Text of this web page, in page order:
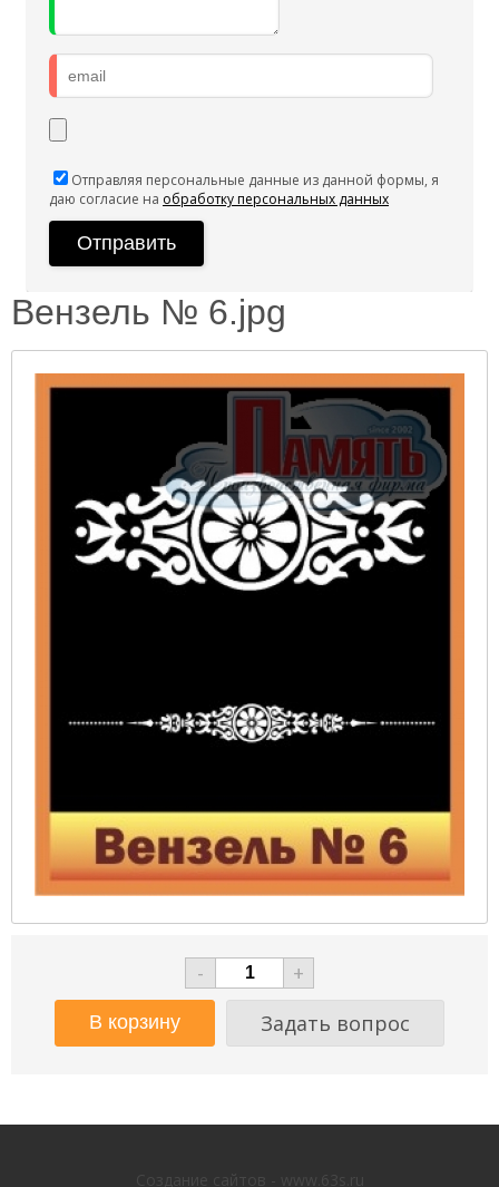
Отправляя персональные данные из данной формы, я
даю согласие на обработку персональных данных
Вензель № 6.jpg
-
+
Задать вопрос
Создание сайтов - www.63s.ru